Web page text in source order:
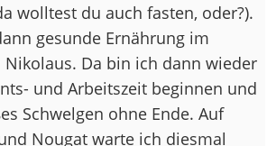
wolltest du auch fasten, oder?).
gesunde Ernährung im
Da bin ich dann wieder
und Arbeitszeit beginnen und
Schwelgen ohne Ende. Auf
Nougat warte ich diesmal